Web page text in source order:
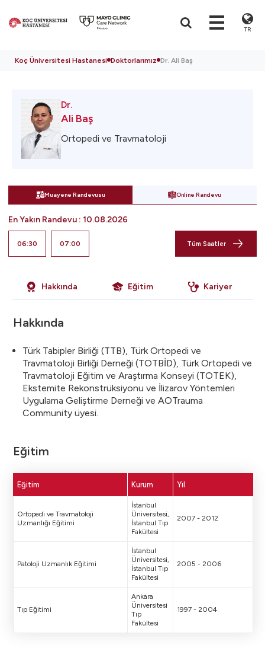
TR
Koç Üniversitesi Hastanesi Doktorlarımız Dr. Ali Baş
Dr.
Ali Baş
Ortopedi ve Travmatoloji
Muayene Randevusu Online Randevu
En Yakın Randevu : 10.08.2026
06:30 07:00 Tüm Saatler
Hakkında Eğitim Kariyer
Hakkında
Türk Tabipler Birliği (TTB), Türk Ortopedi ve
Travmatoloji Birliği Derneği (TOTBİD), Türk Ortopedi ve
Travmatoloji Eğitim ve Araştırma Konseyi (TOTEK),
Ekstemite Rekonstrüksiyonu ve İlizarov Yöntemleri
Uygulama Geliştirme Derneği ve AOTrauma
Community üyesi.
Eğitim
Eğitim Kurum Yıl
Ortopedi ve Travmatoloji
Uzmanlığı Eğitimi
İstanbul
Üniversitesi,
İstanbul Tıp
Fakültesi
2007 - 2012
Patoloji Uzmanlık Eğitimi
İstanbul
Üniversitesi,
İstanbul Tıp
Fakültesi
2005 - 2006
Tıp Eğitimi
Ankara
Üniversitesi
Tıp
Fakültesi
1997 - 2004